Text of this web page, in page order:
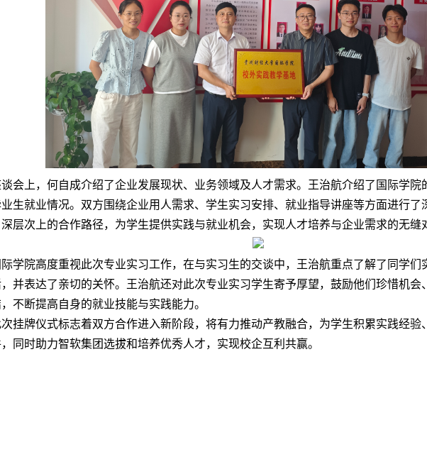
会上，何自成介绍了企业发展现状、业务领域及人才需求。王治航介绍了国际学院
生就业情况。双方围绕企业用人需求、学生实习安排、就业指导讲座等方面进行了
层次上的合作路径，为学生提供实践与就业机会，实现人才培养与企业需求的无缝
学院高度重视此次专业实习工作，在与实习生的交谈中，王治航重点了解了同学们
并表达了亲切的关怀。王治航还对此次专业实习学生寄予厚望，鼓励他们珍惜机会
不断提高自身的就业技能与实践能力。
挂牌仪式标志着双方合作进入新阶段，将有力推动产教融合，为学生积累实践经验
同时助力智软集团选拔和培养优秀人才，实现校企互利共赢。